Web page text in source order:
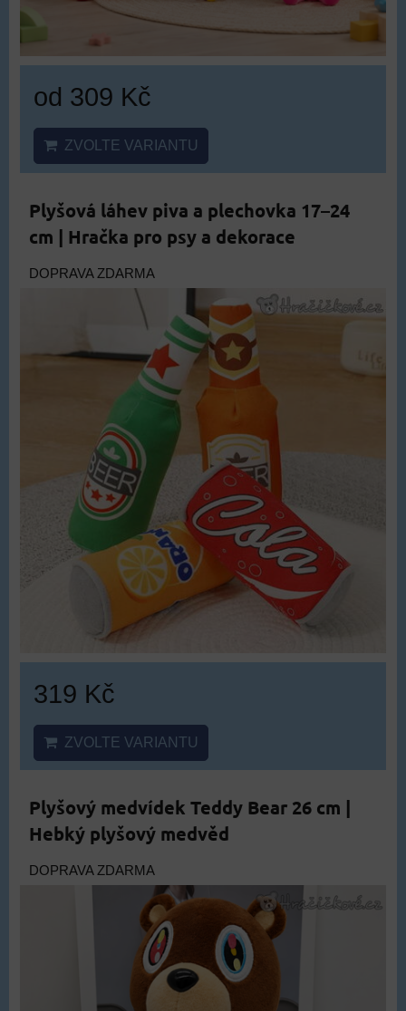
od 309 Kč
ZVOLTE VARIANTU
Plyšová láhev piva a plechovka 17–24
cm | Hračka pro psy a dekorace
DOPRAVA ZDARMA
319 Kč
ZVOLTE VARIANTU
Plyšový medvídek Teddy Bear 26 cm |
Hebký plyšový medvěd
DOPRAVA ZDARMA